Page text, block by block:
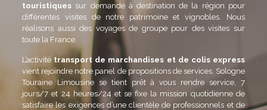
touristiques sur demande à destination de la région pour
différentes visites de notre patrimoine et vignobles. Nous
réalisons aussi des voyages de groupe pour des visites sur
toute la France.
L’activité transport de marchandises et de colis express
vient rejoindre notre panel de propositions de services. Sologne
Touraine Limousine se tient prêt à vous rendre service, 7
jours/7 et 24 heures/24 et se fixe la mission quotidienne de
satisfaire les exigences d’une clientèle de professionnels et de